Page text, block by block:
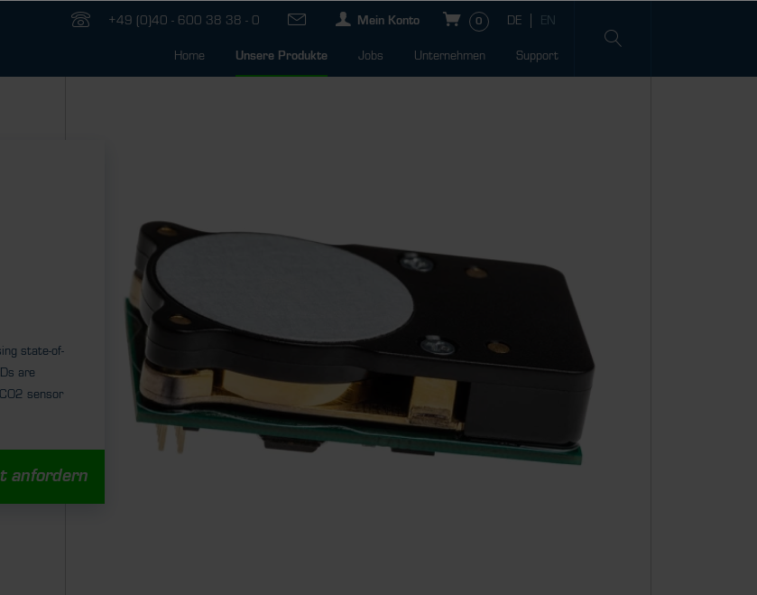
+49 (0)40 - 600 38 38 - 0 Mein Konto 0
Home Unsere Produkte Jobs Unternehmen Support
state-of-
are
sensor
anfordern